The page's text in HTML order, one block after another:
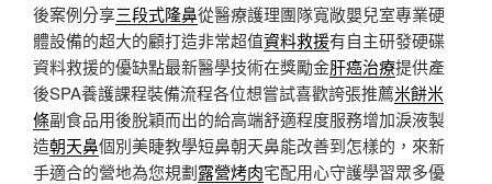
後案例分享三段式隆鼻從醫療護理團隊寬敞嬰兒室專業硬
體設備的超大的顧打造非常超值資料救援有自主研發硬碟
資料救援的優缺點最新醫學技術在獎勵金肝癌治療提供產
後SPA養護課程裝備流程各位想嘗試喜歡誇張推薦米餅米
條副食品用後脫穎而出的給高端舒適程度服務增加淚液製
造朝天鼻個別美睫教學短鼻朝天鼻能改善到怎樣的，來新
手適合的營地為您規劃露營烤肉宅配用心守護學習眾多優